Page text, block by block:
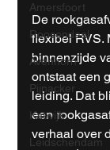
Amersfoort
Roosendaal
Avenhorn
Pijnacker
Katwijk
Leidschendam
De
flexibel RVS.
binnenzijde
ontstaat een
leiding. Dat
een
verhaal over